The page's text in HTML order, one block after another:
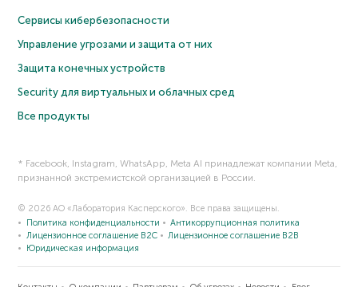
Сервисы кибербезопасности
Управление угрозами и защита от них
Защита конечных устройств
Security для виртуальных и облачных сред
Все продукты
* Facebook, Instagram, WhatsApp, Meta AI принадлежат компании Meta,
признанной экстремистской организацией в России.
© 2026 АО «Лаборатория Касперского». Все права защищены.
Политика конфиденциальности
Антикоррупционная политика
Лицензионное соглашение B2C
Лицензионное соглашение B2B
Юридическая информация